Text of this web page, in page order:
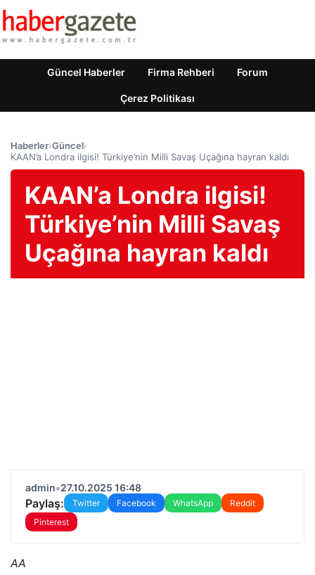
Güncel Haberler Firma Rehberi Forum
Çerez Politikası
Haberler›Güncel›
KAAN’a Londra ilgisi! Türkiye’nin Milli Savaş Uçağına hayran kaldı
KAAN’a Londra ilgisi!
Türkiye’nin Milli Savaş
Uçağına hayran kaldı
admin•27.10.2025 16:48
Paylaş: Twitter Facebook WhatsApp
Reddit
Pinterest
AA